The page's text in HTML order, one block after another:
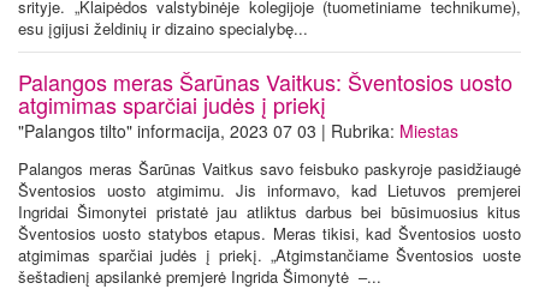
srityje. „Klaipėdos valstybinėje kolegijoje (tuometiniame technikume),
esu įgijusi želdinių ir dizaino specialybę...
Palangos meras Šarūnas Vaitkus: Šventosios uosto
atgimimas sparčiai judės į priekį
"Palangos tilto" informacija, 2023 07 03 | Rubrika: Miestas
Palangos meras Šarūnas Vaitkus savo feisbuko paskyroje pasidžiaugė
Šventosios uosto atgimimu. Jis informavo, kad Lietuvos premjerei
Ingridai Šimonytei pristatė jau atliktus darbus bei būsimuosius kitus
Šventosios uosto statybos etapus. Meras tikisi, kad Šventosios uosto
atgimimas sparčiai judės į priekį. „Atgimstančiame Šventosios uoste
šeštadienį apsilankė premjerė Ingrida Šimonytė –...